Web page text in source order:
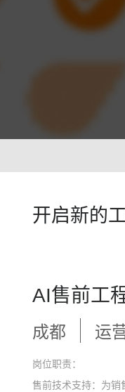
多模态客服
智能交互升级，轻松理解
集成8种AI技术，快速对接企
语音合成 TTS
即开即用，输入文本立
声纹识别VPR
智能身份识别，保障系
开启新的
AI售前工
成都 运
岗位职责：
售前技术支持：为销